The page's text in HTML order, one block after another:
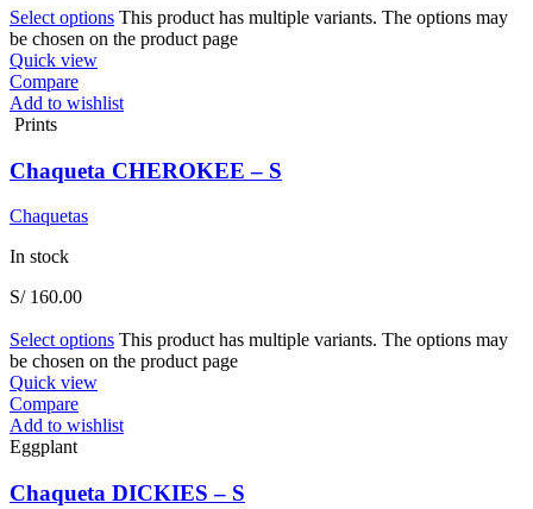
Select options This product has multiple variants. The options may
be chosen on the product page
Quick view
Compare
Add to wishlist
Prints
Chaqueta CHEROKEE – S
Chaquetas
In stock
S/160.00
Select options This product has multiple variants. The options may
be chosen on the product page
Quick view
Compare
Add to wishlist
Eggplant
Chaqueta DICKIES – S